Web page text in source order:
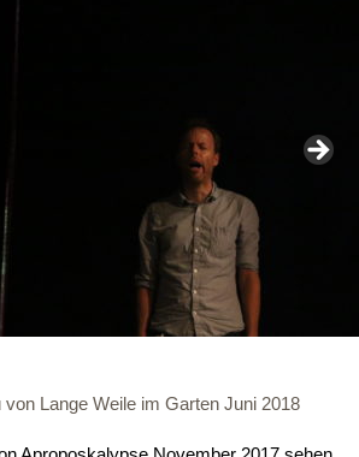
Lange Weile im Garten Juni 2018